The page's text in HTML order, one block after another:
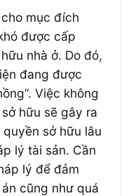
mục đích
được cấp
nhà ở. Do đó,
đang được
Việc không
hữu sẽ gây ra
sở hữu lâu
lý tài sản. Cần
lý để đảm
cũng như quá